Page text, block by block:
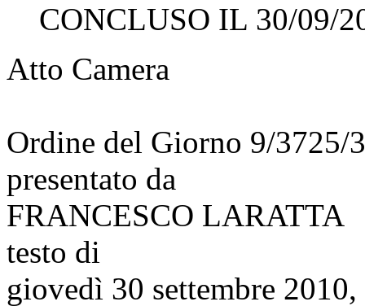
CONCLUSO IL 30/09/
Atto Camera
Ordine del Giorno 9/3725/
presentato da
FRANCESCO LARATTA
testo di
giovedì 30 settembre 2010,